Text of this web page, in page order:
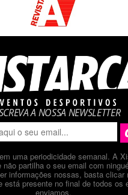
A NOSSA NEWSLETTER
uma periodicidade semanal. A
não partilha o seu email com
informações nossas, basta clicar
está presente no final de todos os
enviamos.